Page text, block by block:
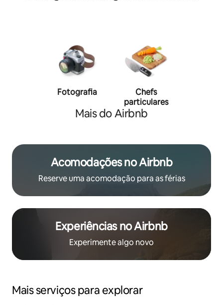
Fotografia
Chefs
particulares
Mais do Airbnb
Acomodações no Airbnb
Reserve uma acomodação para as férias
Experiências no Airbnb
Experimente algo novo
Mais serviços para explorar